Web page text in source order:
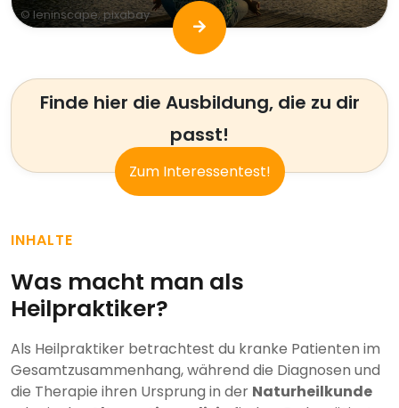
© leninscape; pixabay
Finde hier die Ausbildung, die zu dir
passt!
Zum Interessentest!
INHALTE
Was macht man als
Heilpraktiker?
Als Heilpraktiker betrachtest du kranke Patienten im
Gesamtzusammenhang, während die Diagnosen und
die Therapie ihren Ursprung in der Naturheilkunde